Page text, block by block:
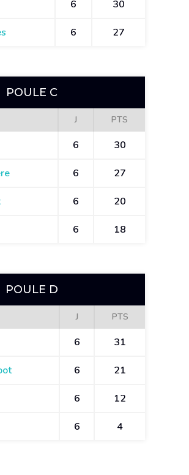
6 30
6 27
POULE C
J PTS
6 30
6 27
6 20
6 18
POULE D
J PTS
6 31
6 21
6 12
6 4